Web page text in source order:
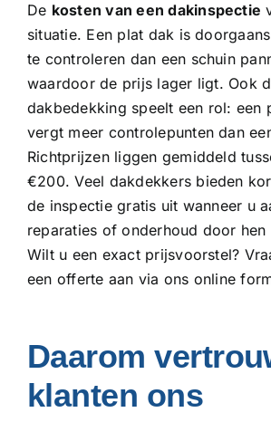
De kosten van een dakinspectie
situatie. Een plat dak is
te controleren dan een schuin
waardoor de prijs lager ligt. Ook
dakbedekking speelt een rol: een
vergt meer controlepunten dan
Richtprijzen liggen gemiddeld
€200. Veel dakdekkers bieden
de inspectie gratis uit wanneer u
reparaties of onderhoud door hen
Wilt u een exact prijsvoorstel?
een offerte aan via ons online
Daarom
klanten ons